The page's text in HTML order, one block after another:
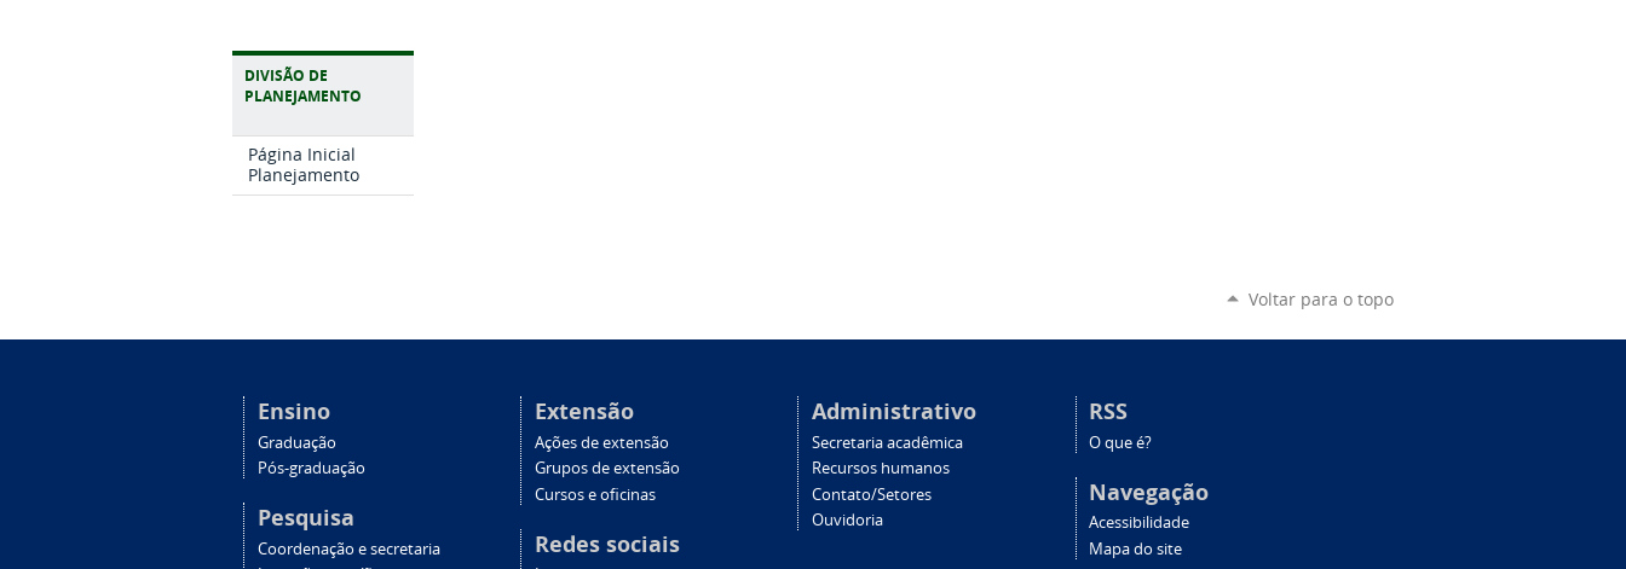
DIVISÃO DE
PLANEJAMENTO
Página Inicial
Planejamento
Voltar para o topo
Ensino
Graduação
Pós-graduação
Pesquisa
Coordenação e secretaria
Extensão
Ações de extensão
Grupos de extensão
Cursos e oficinas
Redes sociais
Administrativo
Secretaria acadêmica
Recursos humanos
Contato/Setores
Ouvidoria
RSS
O que é?
Navegação
Acessibilidade
Mapa do site